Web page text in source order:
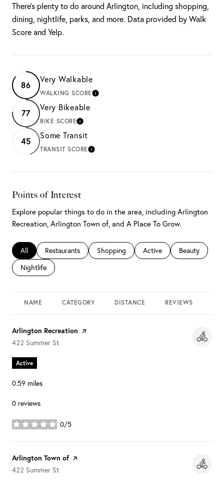
There's plenty to do around Arlington, including shopping,
dining, nightlife, parks, and more. Data provided by Walk
Score and Yelp.
86
Very Walkable
WALKING SCORELEARN MORE
77
Very Bikeable
BIKE SCORELEARN MORE
45
Some Transit
TRANSIT SCORELEARN MORE
Points of Interest
Explore popular things to do in the area, including Arlington
Recreation, Arlington Town of, and A Place To Grow.
Search businesses related to
All Search businesses related to
Restaurants Search businesses related to
Shopping Search businesses related
Active Search
Beauty
Search businesses related to
Nightlife
NAME CATEGORY DISTANCE REVIEWS
Visit the
Arlington Recreation page on Yelp
Search
422 Summer St
Active
0.59 miles
0 reviews
0/5
stars
Visit the
Arlington Town ofpage on Yelp
Search
422 Summer St